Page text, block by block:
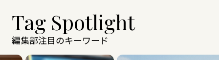
Tag Spotlight
編集部注目のキーワード